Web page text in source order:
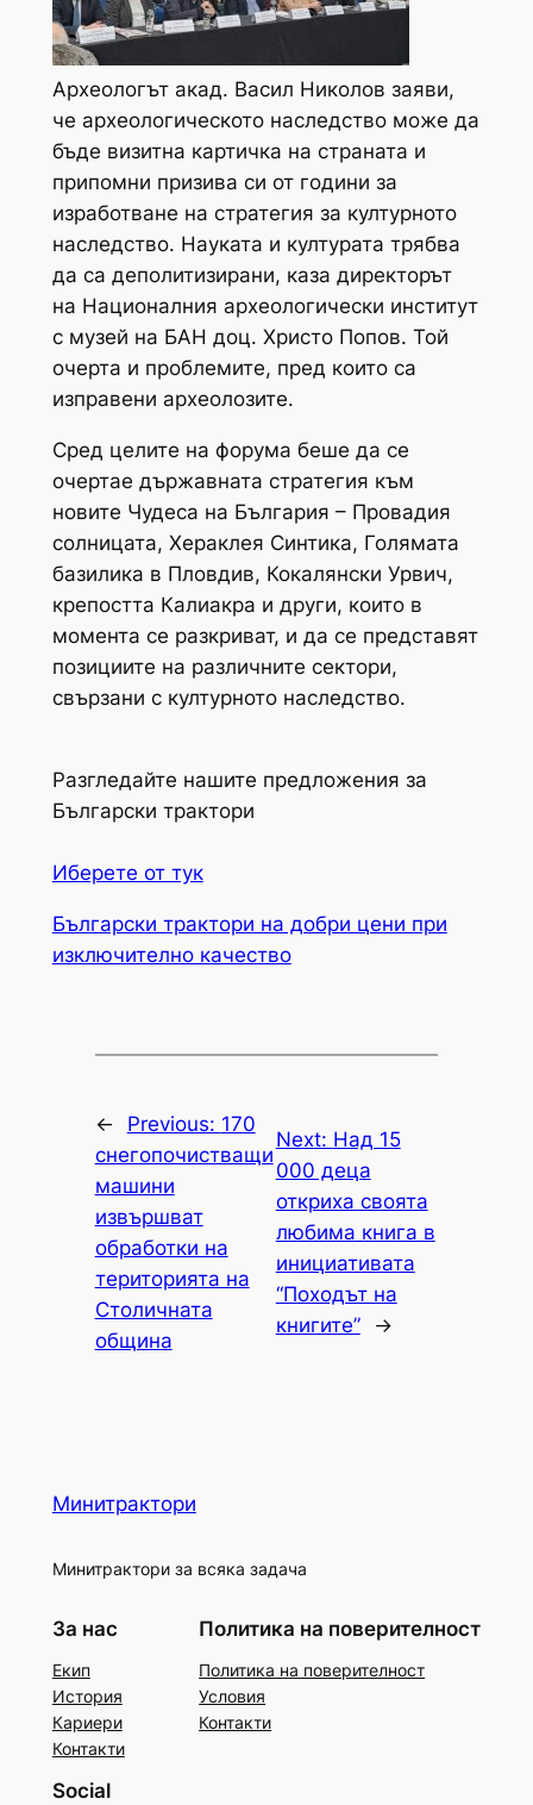
Археологът акад. Васил Николов заяви,
че археологическото наследство може да
бъде визитна картичка на страната и
припомни призива си от години за
изработване на стратегия за културното
наследство. Науката и културата трябва
да са деполитизирани, каза директорът
на Националния археологически институт
с музей на БАН доц. Христо Попов. Той
очерта и проблемите, пред които са
изправени археолозите.
Сред целите на форума беше да се
очертае държавната стратегия към
новите Чудеса на България – Провадия
солницата, Хераклея Синтика, Голямата
базилика в Пловдив, Кокалянски Урвич,
крепостта Калиакра и други, които в
момента се разкриват, и да се представят
позициите на различните сектори,
свързани с културното наследство.
Разгледайте нашите предложения за
Български трактори
Иберете от тук
Български трактори на добри цени при
изключително качество
← Previous: 170
снегопочистващи
машини
извършват
обработки на
територията на
Столичната
община
Next: Над 15
000 деца
откриха своята
любима книга в
инициативата
“Походът на
книгите”
→
Минитрактори
Минитрактори за всяка задача
За нас
Екип
История
Кариери
Контакти
Политика на поверителност
Политика на поверителност
Условия
Контакти
Social